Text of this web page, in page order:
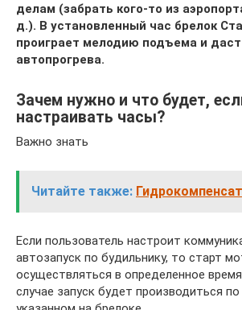
делам (забрать кого-то из
д.). В установленный час брелок
проиграет мелодию подъема и
автопрогрева.
Зачем нужно и что будет,
настраивать часы?
Важно знать
Читайте также:
Если пользователь настроит
автозапуск по будильнику, то старт
осуществляться в определенное
случае запуск будет производиться